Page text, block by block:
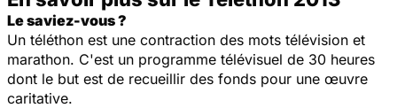
Le saviez-vous ?
Un téléthon est une contraction des mots télévision et
marathon. C'est un programme télévisuel de 30 heures
dont le but est de recueillir des fonds pour une œuvre
caritative.